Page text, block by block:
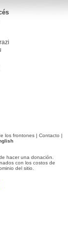
los frontones | Contacto |
hacer una donación.
con los costos de
del sitio.